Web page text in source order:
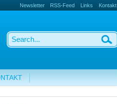
Newsletter RSS-Feed Links Kontakt